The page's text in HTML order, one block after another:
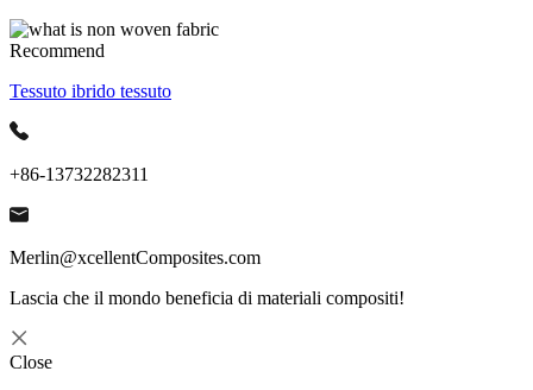
Recommend
Tessuto ibrido tessuto
+86-13732282311
Merlin@xcellentComposites.com
Lascia che il mondo beneficia di materiali compositi!
Close